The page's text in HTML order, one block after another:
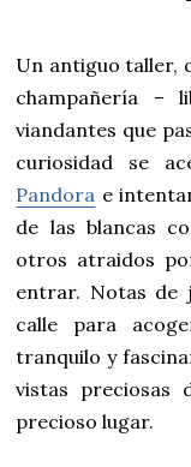
Un antiguo taller,
champañería –
viandantes que
curiosidad se
Pandora e
de las blancas
otros atraidos
entrar. Notas de
calle para
tranquilo y
vistas preciosas
precioso lugar.